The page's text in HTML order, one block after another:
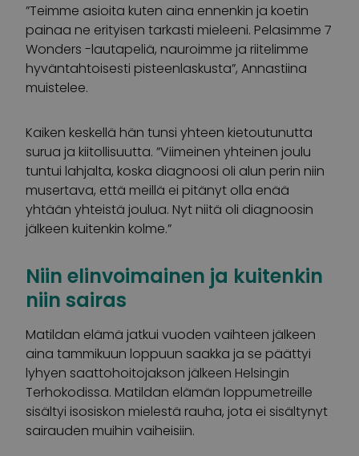
”Teimme asioita kuten aina ennenkin ja koetin
painaa ne erityisen tarkasti mieleeni. Pelasimme 7
Wonders -lautapeliä, nauroimme ja riitelimme
hyväntahtoisesti pisteenlaskusta”, Annastiina
muistelee.
Kaiken keskellä hän tunsi yhteen kietoutunutta
surua ja kiitollisuutta. ”Viimeinen yhteinen joulu
tuntui lahjalta, koska diagnoosi oli alun perin niin
musertava, että meillä ei pitänyt olla enää
yhtään yhteistä joulua. Nyt niitä oli diagnoosin
jälkeen kuitenkin kolme.”
Niin elinvoimainen ja kuitenkin
niin sairas
Matildan elämä jatkui vuoden vaihteen jälkeen
aina tammikuun loppuun saakka ja se päättyi
lyhyen saattohoitojakson jälkeen Helsingin
Terhokodissa. Matildan elämän loppumetreille
sisältyi isosiskon mielestä rauha, jota ei sisältynyt
sairauden muihin vaiheisiin.